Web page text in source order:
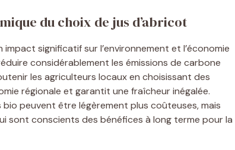
du choix de jus d’abricot
significatif sur l’environnement et l’économie
considérablement les émissions de carbone
les agriculteurs locaux en choisissant des
régionale et garantit une fraîcheur inégalée.
peuvent être légèrement plus coûteuses, mais
sont conscients des bénéfices à long terme pour la